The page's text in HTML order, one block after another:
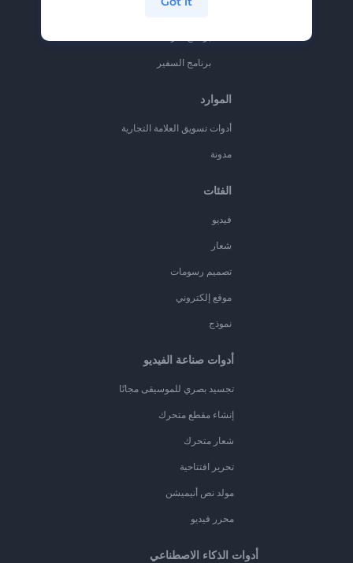
برنامج السفير
الموارد
أدوات تسويق العلامة التجارية
مدونة
الفئات
فيديو
شعار
تصميم رسومات
موقع إلكتروني
نموذج
أدوات صناعة الفيديو
تجسيد بصري للموسيقى مجانًا
إنشاء مقطع متحرك
شعار متحرك
تحرير افتتاحية
مولد نص أنيميشن
محرر فيديو
أدوات الذكاء الاصطناعي